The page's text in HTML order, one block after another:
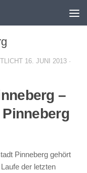
16. JUNI 2013 ·
–
Pinneberg gehört
der letzten